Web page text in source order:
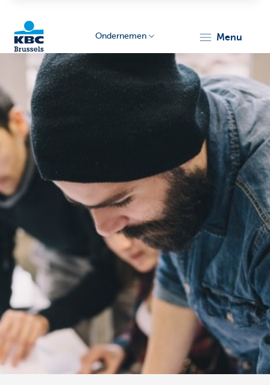
Ondernemers
Ondernemen menu